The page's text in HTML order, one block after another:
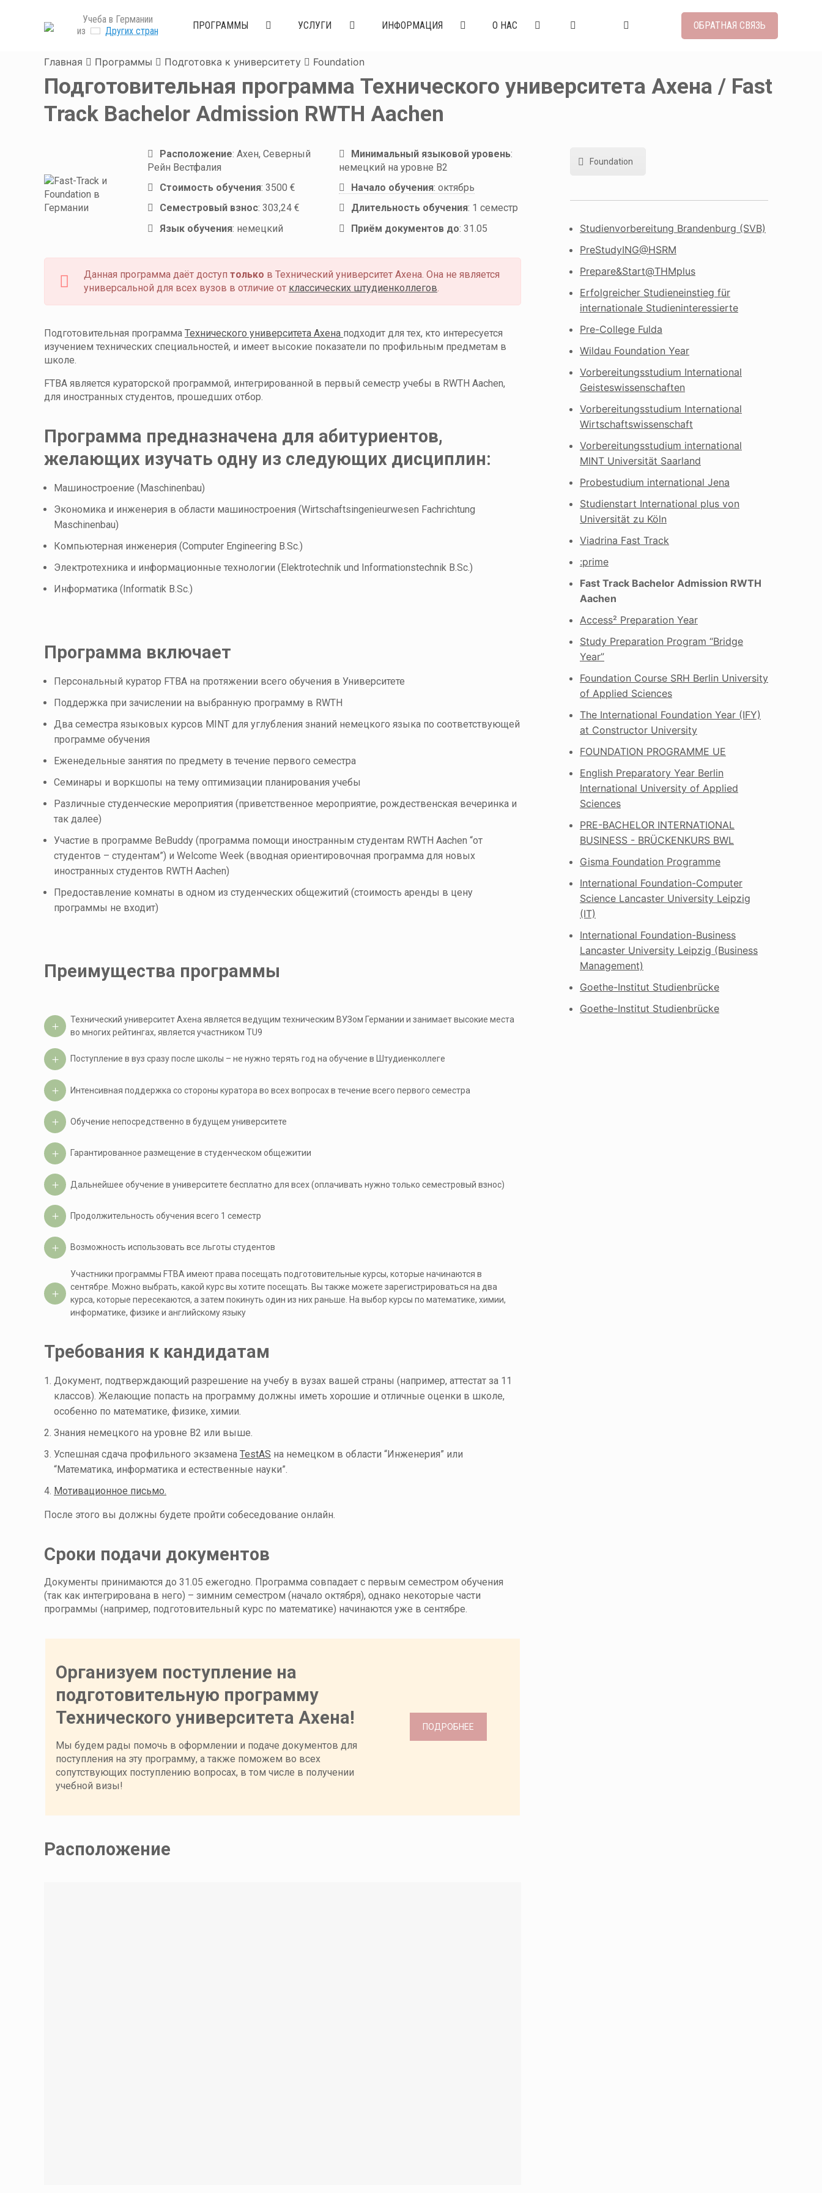
Учеба в Германии
из
Других стран ПРОГРАММЫ УСЛУГИ ИНФОРМАЦИЯ О НАС ОБРАТНАЯ СВЯЗЬ
Главная Программы Подготовка к университету Foundation
Подготовительная программа Технического университета Ахена / Fast
Track Bachelor Admission RWTH Aachen
Расположение: Ахен, Северный
Рейн Вестфалия
Стоимость обучения: 3500 €
Семестровый взнос: 303,24 €
Язык обучения: немецкий
Минимальный языковой уровень:
немецкий на уровне B2
Начало обучения:октябрь
Длительность обучения: 1 семестр
Приём документов до:31.05
Данная программа даёт доступ только в Технический университет Ахена. Она не является
универсальной для всех вузов в отличие от классических штудиенколлегов
Подготовительная программа Технического университета Ахена подходит для тех, кто интересуется
изучением технических специальностей, и имеет высокие показатели по профильным предметам в
школе.
FTBA является кураторской программой, интегрированной в первый семестр учебы в RWTH Aachen,
для иностранных студентов, прошедших отбор.
Программа предназначена для абитуриентов,
желающих изучать одну из следующих дисциплин:
Машиностроение (Maschinenbau)
Экономика и инженерия в области машиностроения (Wirtschaftsingenieurwesen Fachrichtung
Maschinenbau)
Компьютерная инженерия (Computer Engineering B.Sc.)
Электротехника и информационные технологии (Elektrotechnik und Informationstechnik B.Sc.)
Информатика (Informatik B.Sc.)
Программа включает
Персональный куратор FTBA на протяжении всего обучения в Университете
Поддержка при зачислении на выбранную программу в RWTH
Два семестра языковых курсов MINT для углубления знаний немецкого языка по соответствующей
программе обучения
Еженедельные занятия по предмету в течение первого семестра
Семинары и воркшопы на тему оптимизации планирования учебы
Различные студенческие мероприятия (приветственное мероприятие, рождественская вечеринка и
так далее)
Участие в программе BeBuddy (программа помощи иностранным студентам RWTH Aachen “от
студентов – студентам”) и Welcome Week (вводная ориентировочная программа для новых
иностранных студентов RWTH Aachen)
Предоставление комнаты в одном из студенческих общежитий (стоимость аренды в цену
программы не входит)
Преимущества программы
Технический университет Ахена является ведущим техническим ВУЗом Германии и занимает высокие места
во многих рейтингах, является участником TU9
Поступление в вуз сразу после школы – не нужно терять год на обучение в Штудиенколлеге
Интенсивная поддержка со стороны куратора во всех вопросах в течение всего первого семестра
Обучение непосредственно в будущем университете
Гарантированное размещение в студенческом общежитии
Дальнейшее обучение в университете бесплатно для всех (оплачивать нужно только семестровый взнос)
Продолжительность обучения всего 1 семестр
Возможность использовать все льготы студентов
Участники программы FTBA имеют права посещать подготовительные курсы, которые начинаются в
сентябре. Можно выбрать, какой курс вы хотите посещать. Вы также можете зарегистрироваться на два
курса, которые пересекаются, а затем покинуть один из них раньше. На выбор курсы по математике, химии,
информатике, физике и английскому языку
Требования к кандидатам
Документ, подтверждающий разрешение на учебу в вузах вашей страны (например, аттестат за 11
классов). Желающие попасть на программу должны иметь хорошие и отличные оценки в школе,
особенно по математике, физике, химии.
Знания немецкого на уровне В2 или выше.
Успешная сдача профильного экзамена TestAS на немецком в области “Инженерия” или
“Математика, информатика и естественные науки”.
Мотивационное письмо.
После этого вы должны будете пройти собеседование онлайн.
Сроки подачи документов
Документы принимаются до 31.05 ежегодно. Программа совпадает с первым семестром обучения
(так как интегрирована в него) – зимним семестром (начало октября), однако некоторые части
программы (например, подготовительный курс по математике) начинаются уже в сентябре.
Организуем поступление на
подготовительную программу
Технического университета Ахена!
Мы будем рады помочь в оформлении и подаче документов для
поступления на эту программу, а также поможем во всех
сопутствующих поступлению вопросах, в том числе в получении
учебной визы!
ПОДРОБНЕЕ
Расположение
Foundation
Studienvorbereitung Brandenburg (SVB)
PreStudyING@HSRM
Prepare&Start@THMplus
Erfolgreicher Studieneinstieg für
internationale Studieninteressierte
Pre-College Fulda
Wildau Foundation Year
Vorbereitungsstudium International
Geisteswissenschaften
Vorbereitungsstudium International
Wirtschaftswissenschaft
Vorbereitungsstudium international
MINT Universität Saarland
Probestudium international Jena
Studienstart International plus von
Universität zu Köln
Viadrina Fast Track
:prime
Fast Track Bachelor Admission RWTH
Aachen
Access² Preparation Year
Study Preparation Program “Bridge
Year”
Foundation Course SRH Berlin University
of Applied Sciences
The International Foundation Year (IFY)
at Constructor University
FOUNDATION PROGRAMME UE
English Preparatory Year Berlin
International University of Applied
Sciences
PRE-BACHELOR INTERNATIONAL
BUSINESS - BRÜCKENKURS BWL
Gisma Foundation Programme
International Foundation-Computer
Science Lancaster University Leipzig
(IT)
International Foundation-Business
Lancaster University Leipzig (Business
Management)
Goethe-Institut Studienbrücke
Goethe-Institut Studienbrücke